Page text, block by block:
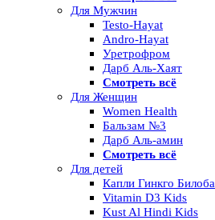
Для Мужчин
Testo-Hayat
Andro-Hayat
Уретрофром
Дарб Аль-Хаят
Смотреть всё
Для Женщин
Women Health
Бальзам №3
Дарб Аль-амин
Смотреть всё
Для детей
Капли Гинкго Билоба
Vitamin D3 Kids
Kust Al Hindi Kids